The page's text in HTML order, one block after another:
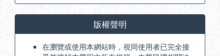
版權聲明
在瀏覽或使用本網站時，視同使用者已完全接